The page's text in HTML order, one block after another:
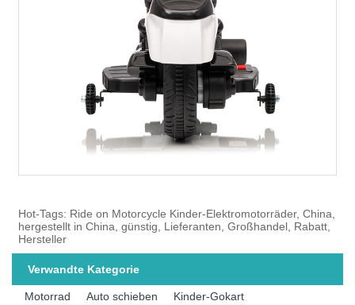
Hot-Tags: Ride on Motorcycle Kinder-Elektromotorräder, China,
hergestellt in China, günstig, Lieferanten, Großhandel, Rabatt,
Hersteller
Verwandte Kategorie
Motorrad Auto schieben
Kinder-Gokart